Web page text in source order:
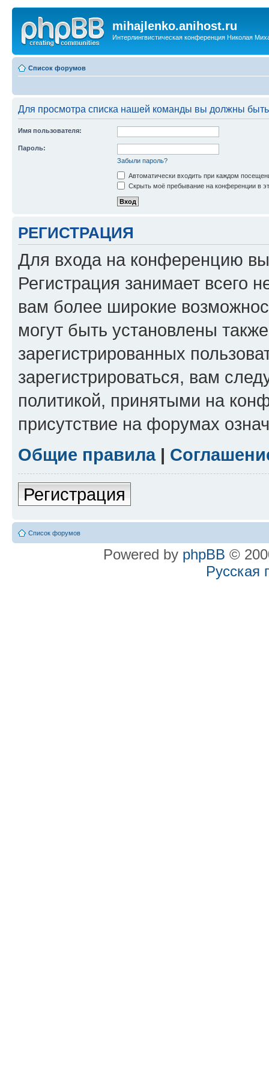
mihajlenko.anihost.ru
Интерлингвистическая конференция Николая
Список форумов
Для просмотра списка нашей команды вы должны
Имя пользователя:
Пароль:
Забыли пароль?
Автоматически входить при каждом
Скрыть моё пребывание на конференции в
РЕГИСТРАЦИЯ
Для входа на конференцию
Регистрация занимает всего
вам более широкие
могут быть установлены
зарегистрированных
зарегистрироваться, вам
политикой, принятыми на
присутствие на форумах
Общие правила|
Регистрация
Список форумов
Powered by phpBB ©
Русская